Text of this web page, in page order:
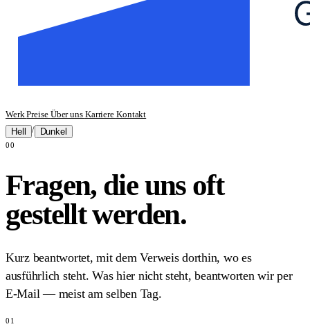
WerkPreise Über uns Karriere Kontakt
Hell
/ Dunkel
00
Fragen, die uns oft
gestellt werden.
Kurz beantwortet, mit dem Verweis dorthin, wo es
ausführlich steht. Was hier nicht steht, beantworten wir per
E-Mail — meist am selben Tag.
01